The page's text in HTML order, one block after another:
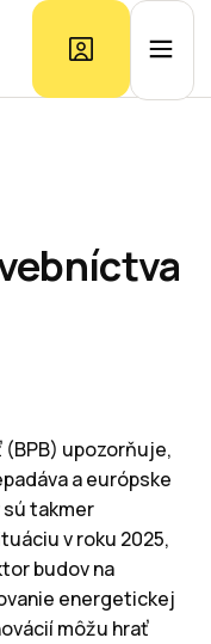
kancelárií
trhu
upozorňuje,
a európske
takmer
v roku 2025,
budov na
energetickej
môžu hrať